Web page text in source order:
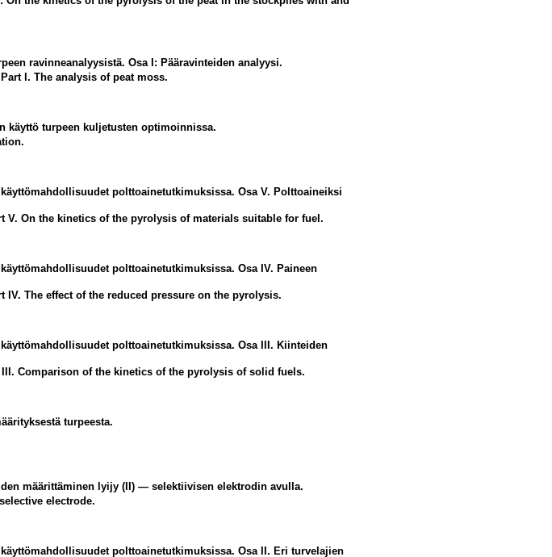
ravinneanalyysistä. Osa I: Pääravinteiden analyysi.
I. The analysis of peat moss.
käyttö turpeen kuljetusten optimoinnissa.
polttoainetutkimuksissa. Osa V. Polttoaineiksi
On the kinetics of the pyrolysis of materials suitable for fuel.
polttoainetutkimuksissa. Osa IV. Paineen
The effect of the reduced pressure on the pyrolysis.
polttoainetutkimuksissa. Osa III. Kiinteiden
Comparison of the kinetics of the pyrolysis of solid fuels.
turpeesta.
määrittäminen lyijy (II) — selektiivisen elektrodin avulla.
electrode.
polttoainetutkimuksissa. Osa II. Eri turvelajien